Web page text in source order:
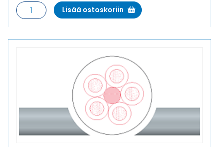
Ohjauskaapeli
ÖPVC-
JB
Lisää ostoskoriin